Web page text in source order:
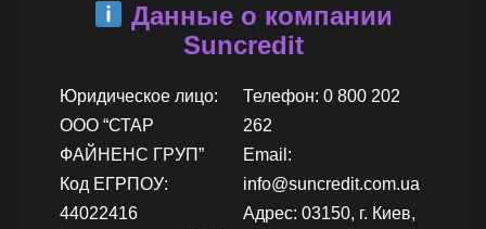
Данные о компании
Suncredit
Юридическое лицо:
ООО “СТАР
ФАЙНЕНС ГРУП”
Код ЕГРПОУ:
44022416
Телефон: 0 800 202
262
Email:
info@suncredit.com.ua
Адрес: 03150, г. Киев,